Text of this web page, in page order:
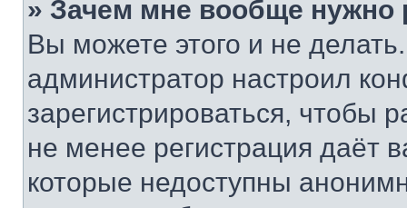
» Зачем мне вообще нужно
Вы можете этого и не
администратор настроил
зарегистрироваться, чтобы
не менее регистрация даёт
которые недоступны